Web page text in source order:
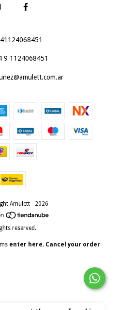
9 1124068451
Amulett - 2026
reserved.
enter here. Cancel your order